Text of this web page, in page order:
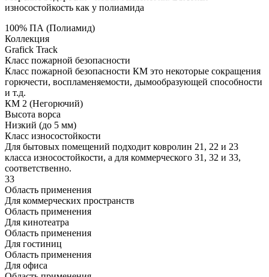
износостойкость как у полиамида
100% ПА (Полиамид)
Коллекция
Grafick Track
Класс пожарной безопасности
Класс пожарной безопасности КМ это некоторые сокращения
горючести, воспламеняемости, дымообразующей способности
и т.д.
КМ 2 (Негорючий)
Высота ворса
Низкий (до 5 мм)
Класс износостойкости
Для бытовых помещений подходит ковролин 21, 22 и 23
класса износостойкости, а для коммерческого 31, 32 и 33,
соответственно.
33
Область применения
Для коммерческих пространств
Область применения
Для кинотеатра
Область применения
Для гостиниц
Область применения
Для офиса